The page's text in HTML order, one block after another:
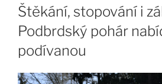
Štěkání, stopování i
Podbrdský pohár
podívanou